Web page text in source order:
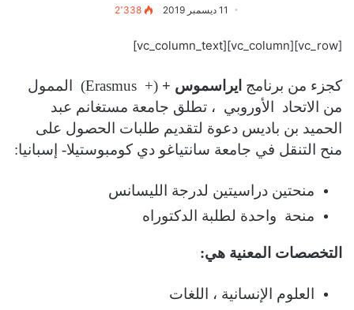
11 ديسمبر 2019 2٬338
[vc_row][vc_column][vc_column_text]
كجزء من برنامج ايراسموس +
(+
Erasmus
)
الممول
من الاتحاد الأوروبي ، تطلق جامعة مستغانم عبد
الحميد بن باديس دعوة لتقديم طلبات الحصول على
منح التنقل في جامعة سانتياغو دي كومبوستيلا- إسبانيا:
منحتين دراسيتين لدرجة الليسانس
منحة واحدة لطلبة الدكتوراه
التخصصات المعنية هي:
العلوم الإنسانية ، اللغات